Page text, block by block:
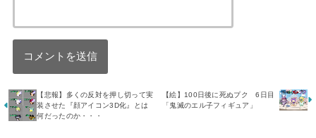
【悲報】多くの反対を押し切って実
装させた『顔アイコン3D化』とは
何だったのか・・・
【絵】100日後に死ぬプク 6日目
「鬼滅のエル子フィギュア」